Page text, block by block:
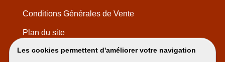
Les cookies permettent d'améliorer votre navigation
Conditions Générales de Vente
Plan du site